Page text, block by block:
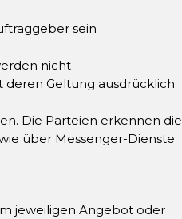
sein
nicht
deren Geltung ausdrücklich
Die Parteien erkennen die
über Messenger-Dienste
jeweiligen Angebot oder